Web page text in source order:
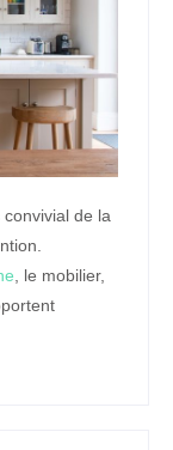
de la
, le mobilier,